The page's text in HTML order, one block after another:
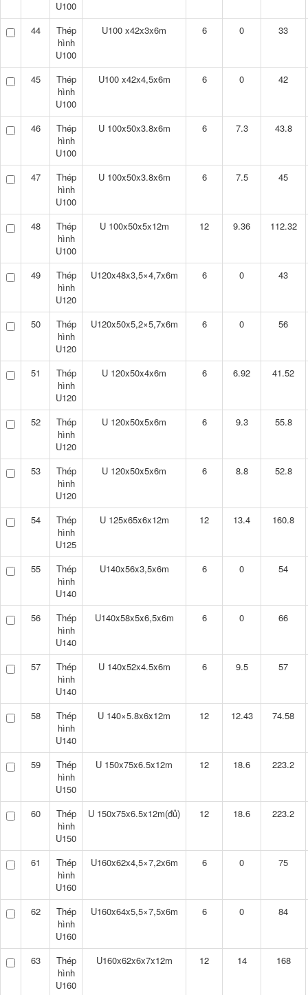
U100
44
Thép
hình
U100
U100 x42x3x6m 6 0 33
45
Thép
hình
U100
U100 x42x4,5x6m 6 0 42
46
Thép
hình
U100
U 100x50x3.8x6m 6 7.3 43.8
47
Thép
hình
U100
U 100x50x3.8x6m 6 7.5 45
48
Thép
hình
U100
U 100x50x5x12m 12 9.36 112.32
49
Thép
hình
U120
U120x48x3,5×4,7x6m 6 0 43
50
Thép
hình
U120
U120x50x5,2×5,7x6m 6 0 56
51
Thép
hình
U120
U 120x50x4x6m 6 6.92 41.52
52
Thép
hình
U120
U 120x50x5x6m 6 9.3 55.8
53
Thép
hình
U120
U 120x50x5x6m 6 8.8 52.8
54
Thép
hình
U125
U 125x65x6x12m 12 13.4 160.8
55
Thép
hình
U140
U140x56x3,5x6m 6 0 54
56
Thép
hình
U140
U140x58x5x6,5x6m 6 0 66
57
Thép
hình
U140
U 140x52x4.5x6m 6 9.5 57
58
Thép
hình
U140
U 140×5.8x6x12m 12 12.43 74.58
59
Thép
hình
U150
U 150x75x6.5x12m 12 18.6 223.2
60
Thép
hình
U150
U 150x75x6.5x12m(đủ) 12 18.6 223.2
61
Thép
hình
U160
U160x62x4,5×7,2x6m 6 0 75
62
Thép
hình
U160
U160x64x5,5×7,5x6m 6 0 84
63
Thép
hình
U160
U160x62x6x7x12m 12 14 168